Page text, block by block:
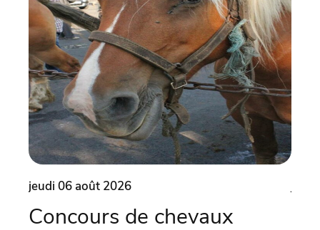
jeudi 06 août 2026
Concours de chevaux